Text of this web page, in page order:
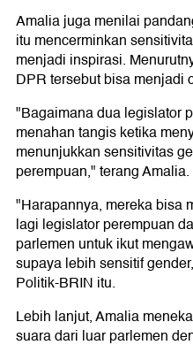
Amalia juga menilai
itu mencerminkan
menjadi inspirasi.
DPR tersebut bisa menjadi
"Bagaimana dua legislator
menahan tangis ketika
menunjukkan sensitivitas
perempuan," terang Amalia.
"Harapannya, mereka bisa
lagi legislator perempuan
parlemen untuk ikut
supaya lebih sensitif
Politik-BRIN itu.
Lebih lanjut, Amalia
suara dari luar parlemen